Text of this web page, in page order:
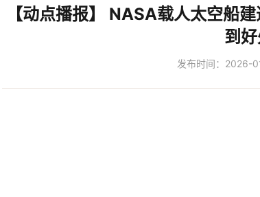
【动点播报】 NASA载人太空船
到
发布时间：2026-